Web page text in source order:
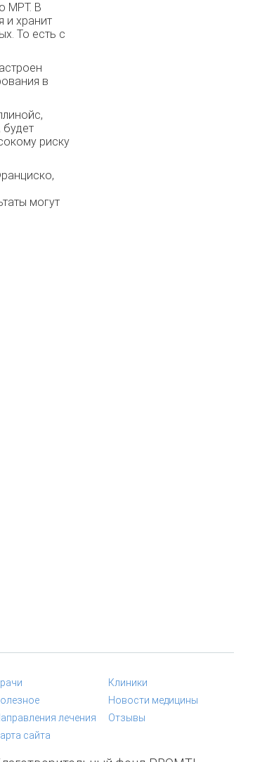
МРТ. В
и хранит
То есть с
в
риску
могут
Клиники
Новости медицины
лечения
Отзывы
сайта